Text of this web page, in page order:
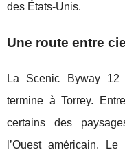
des États-Unis.
Une route entre
La Scenic Byway
termine à Torrey.
certains des
l’Ouest américain.